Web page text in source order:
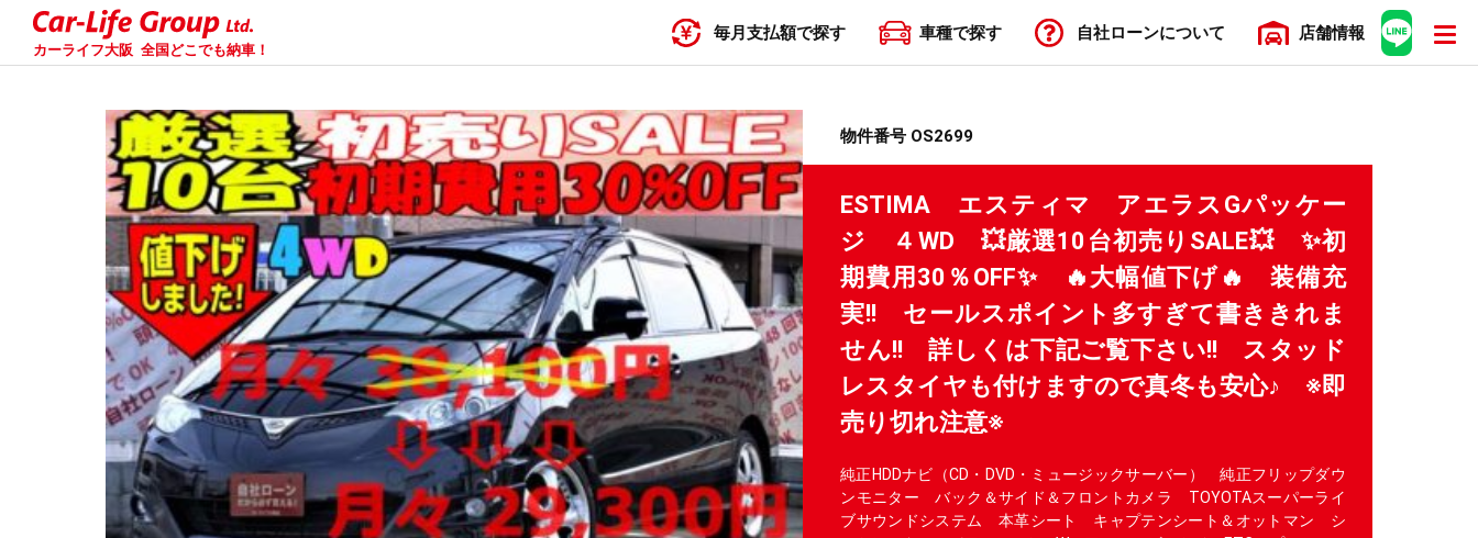
カーライフ大阪 全国どこでも納車！
毎月支払額で探す 車種で探す 自社ローンについて 店舗情報
物件番号 OS2699
ESTIMA エスティマ アエラスGパッケー
ジ ４WD 💥厳選10台初売りSALE💥 ✨初
期費用30％OFF✨ 🔥大幅値下げ🔥 装備充
実!! セールスポイント多すぎて書ききれま
せん!! 詳しくは下記ご覧下さい!! スタッド
レスタイヤも付けますので真冬も安心♪ ※即
売り切れ注意※
純正HDDナビ（CD・DVD・ミュージックサーバー） 純正フリップダウ
ンモニター バック＆サイド＆フロントカメラ TOYOTAスーパーライ
ブサウンドシステム 本革シート キャプテンシート＆オットマン シ